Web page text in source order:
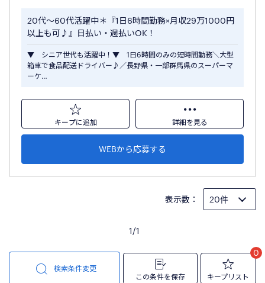
20代～60代活躍中＊『1日6時間勤務×月収29万1000円
以上も可♪』日払い・週払いOK！
▼ シニア世代も活躍中！▼ 1日6時間のみの短時間勤務＼大型
箱車で食品配送ドライバー♪／長野県・一部群馬県のスーパーマ
ーケ…
キープに追加 詳細を見る
WEBから応募する
表示数：
1/1
検索条件変更
この条件を保存
キープリスト
0